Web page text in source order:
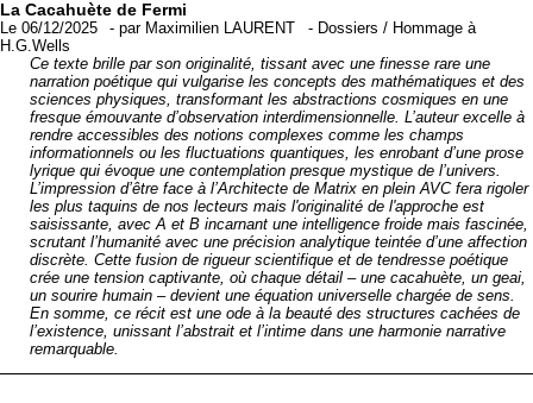
La Cacahuète de Fermi
Le 06/12/2025 -par Maximilien LAURENT - Dossiers / Hommage à
H.G.Wells
Ce texte brille par son originalité, tissant avec une finesse rare une
narration poétique qui vulgarise les concepts des mathématiques et des
sciences physiques, transformant les abstractions cosmiques en une
fresque émouvante d’observation interdimensionnelle. L’auteur excelle à
rendre accessibles des notions complexes comme les champs
informationnels ou les fluctuations quantiques, les enrobant d’une prose
lyrique qui évoque une contemplation presque mystique de l’univers.
L’impression d’être face à l’Architecte de Matrix en plein AVC fera rigoler
les plus taquins de nos lecteurs mais l'originalité de l'approche est
saisissante, avec A et B incarnant une intelligence froide mais fascinée,
scrutant l’humanité avec une précision analytique teintée d’une affection
discrète. Cette fusion de rigueur scientifique et de tendresse poétique
crée une tension captivante, où chaque détail – une cacahuète, un geai,
un sourire humain – devient une équation universelle chargée de sens.
En somme, ce récit est une ode à la beauté des structures cachées de
l’existence, unissant l’abstrait et l’intime dans une harmonie narrative
remarquable.